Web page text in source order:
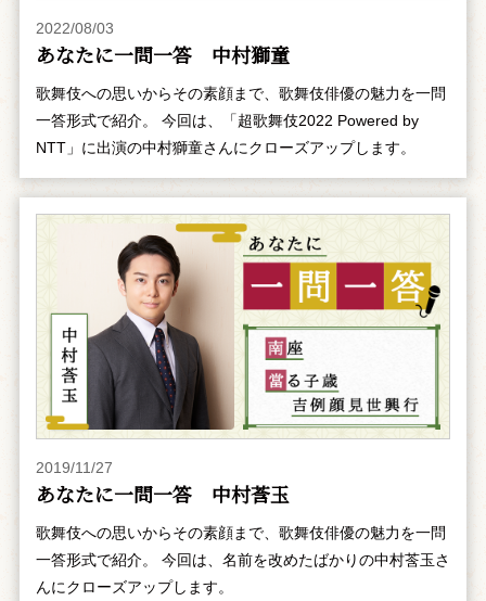
2022/08/03
あなたに一問一答 中村獅童
歌舞伎への思いからその素顔まで、歌舞伎俳優の魅力を一問
一答形式で紹介。 今回は、「超歌舞伎2022 Powered by
NTT」に出演の中村獅童さんにクローズアップします。
2019/11/27
あなたに一問一答 中村莟玉
歌舞伎への思いからその素顔まで、歌舞伎俳優の魅力を一問
一答形式で紹介。 今回は、名前を改めたばかりの中村莟玉さ
んにクローズアップします。